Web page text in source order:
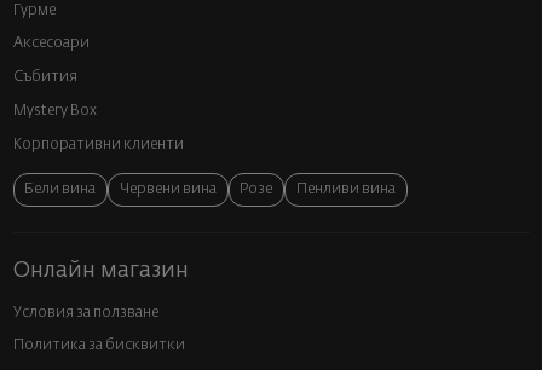
Гурме
Аксесоари
Събития
Mystery Box
Корпоративни клиенти
Бели вина Червени вина Розе Пенливи вина
Онлайн магазин
Условия за ползване
Политика за бисквитки